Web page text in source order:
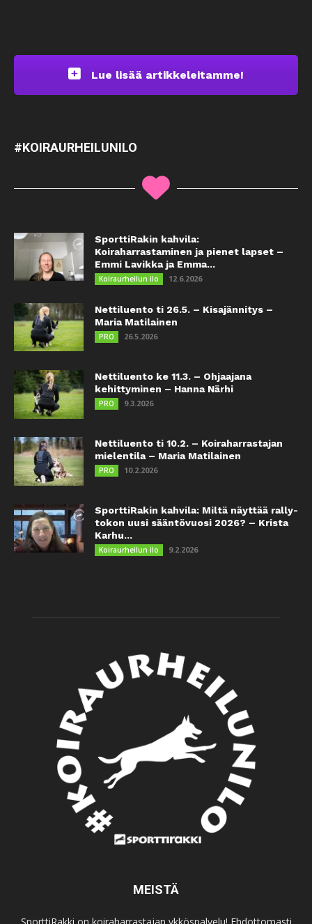
Lue lisää artikkeleitamme!
#KOIRAURHEILUNILO
SporttiRakin kahvila:
Koiraharrastaminen ja pienet lapset –
Emmi Lavikka ja Emma...
Koiraurheilun ilo 12.6.2026
Nettiluento ti 26.5. – Kisajännitys –
Maria Matilainen
PRO 26.5.2026
Nettiluento ke 11.3. – Ohjaajana
kehittyminen – Hanna Närhi
PRO 9.3.2026
Nettiluento ti 10.2. – Koiraharrastajan
mielentila – Maria Matilainen
PRO 10.2.2026
SporttiRakin kahvila: Miltä näyttää rally-
tokon uusi sääntövuosi 2026? – Krista
Karhu...
Koiraurheilun ilo 9.2.2026
MEISTÄ
SporttiRakki on koiraharrastajan ykköspalvelu! Ehdottomasti